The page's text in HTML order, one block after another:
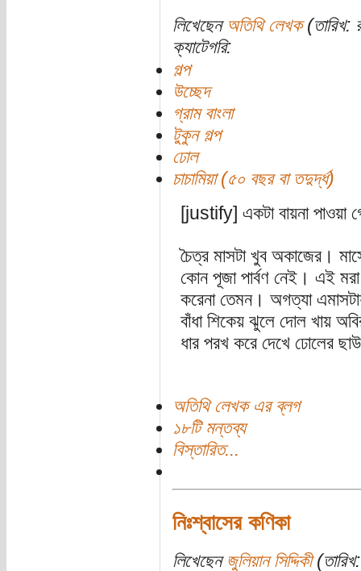
লিখেছেন অতিথি লেখক(তারিখ:
ক্যাটেগরি:
গল্প
উচ্ছেদ
গ্রাম বাংলা
টুকুন গল্প
ঢোল
চাচামিয়া (৫০ বছর বা তদুর্দ্ধ)
[justify] একটা বায়না পাওয়া
চৈত্র মাসটা খুব অকাজের।
কোন পূজা পার্বণ নেই। এই
করেনা তেমন। অগত্যা
বাঁধা শিকেয় ঝুলে দোল খায়
ধার পরখ করে দেখে ঢোলের
অতিথি লেখক এর ব্লগ
১৮টি মন্তব্য
বিস্তারিত...
নিঃশ্বাসের কণিকা
লিখেছেন জুলিয়ান সিদ্দিকী